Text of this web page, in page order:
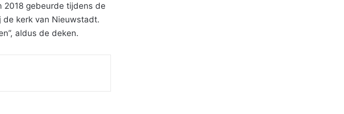
2018 gebeurde tijdens de
de kerk van Nieuwstadt.
aldus de deken.